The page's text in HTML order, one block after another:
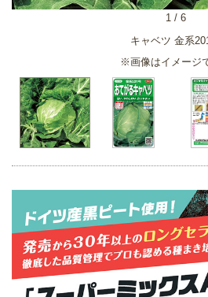
キャベツ 金系
※画像はイメージ
1 / 6